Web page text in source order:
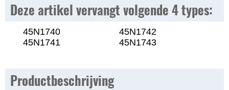
Deze artikel vervangt volgende 4 types:
45N1740
45N1741
45N1742
45N1743
Productbeschrijving